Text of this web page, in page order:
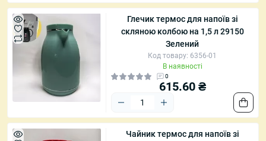
Глечик термос для напоїв зі
скляною колбою на 1,5 л 29150
Зелений
Код товару: 6356-01
В наявності
0
615.60 ₴
Чайник термос для напоїв зі